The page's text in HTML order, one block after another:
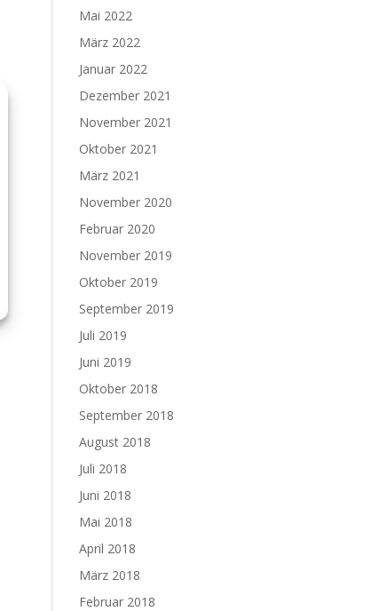
Mai 2022
März 2022
Januar 2022
Dezember 2021
November 2021
Oktober 2021
März 2021
November 2020
Februar 2020
November 2019
Oktober 2019
September 2019
Juli 2019
Juni 2019
Oktober 2018
September 2018
August 2018
Juli 2018
Juni 2018
Mai 2018
April 2018
März 2018
Februar 2018